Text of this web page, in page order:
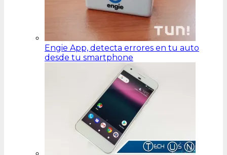
Engie App, detecta errores en tu auto
desde tu smartphone